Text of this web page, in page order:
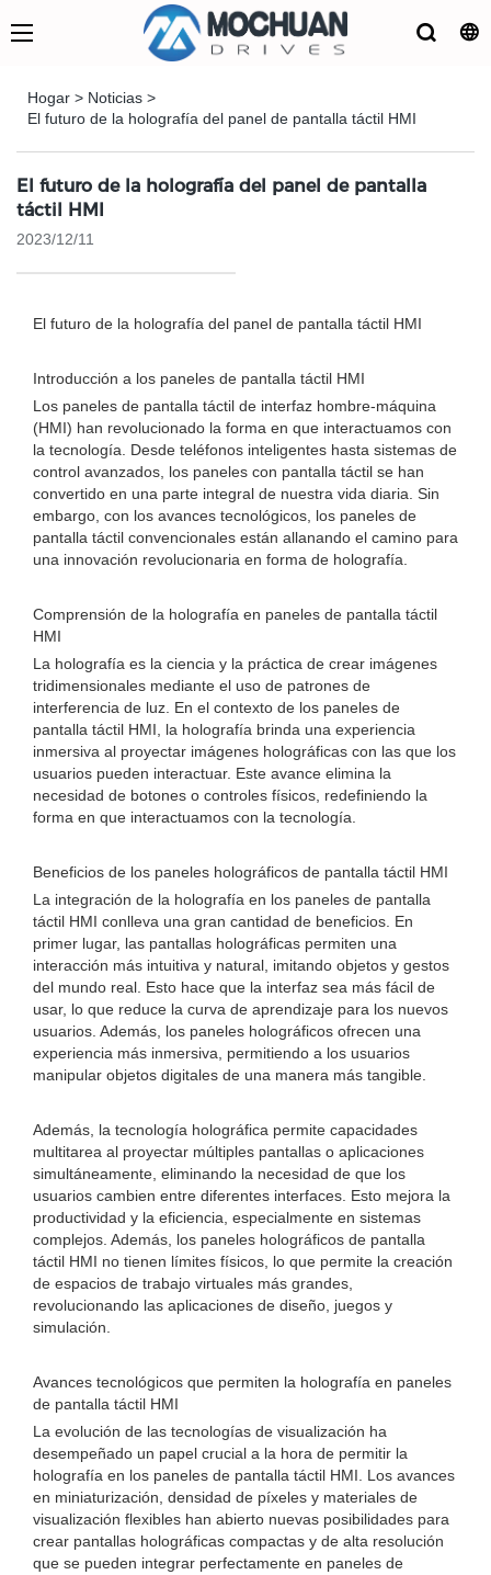
Hogar > Noticias >
El futuro de la holografía del panel de pantalla táctil HMI
El futuro de la holografía del panel de pantalla
táctil HMI
2023/12/11
El futuro de la holografía del panel de pantalla táctil HMI
Introducción a los paneles de pantalla táctil HMI
Los paneles de pantalla táctil de interfaz hombre-máquina
(HMI) han revolucionado la forma en que interactuamos con
la tecnología. Desde teléfonos inteligentes hasta sistemas de
control avanzados, los paneles con pantalla táctil se han
convertido en una parte integral de nuestra vida diaria. Sin
embargo, con los avances tecnológicos, los paneles de
pantalla táctil convencionales están allanando el camino para
una innovación revolucionaria en forma de holografía.
Comprensión de la holografía en paneles de pantalla táctil
HMI
La holografía es la ciencia y la práctica de crear imágenes
tridimensionales mediante el uso de patrones de
interferencia de luz. En el contexto de los paneles de
pantalla táctil HMI, la holografía brinda una experiencia
inmersiva al proyectar imágenes holográficas con las que los
usuarios pueden interactuar. Este avance elimina la
necesidad de botones o controles físicos, redefiniendo la
forma en que interactuamos con la tecnología.
Beneficios de los paneles holográficos de pantalla táctil HMI
La integración de la holografía en los paneles de pantalla
táctil HMI conlleva una gran cantidad de beneficios. En
primer lugar, las pantallas holográficas permiten una
interacción más intuitiva y natural, imitando objetos y gestos
del mundo real. Esto hace que la interfaz sea más fácil de
usar, lo que reduce la curva de aprendizaje para los nuevos
usuarios. Además, los paneles holográficos ofrecen una
experiencia más inmersiva, permitiendo a los usuarios
manipular objetos digitales de una manera más tangible.
Además, la tecnología holográfica permite capacidades
multitarea al proyectar múltiples pantallas o aplicaciones
simultáneamente, eliminando la necesidad de que los
usuarios cambien entre diferentes interfaces. Esto mejora la
productividad y la eficiencia, especialmente en sistemas
complejos. Además, los paneles holográficos de pantalla
táctil HMI no tienen límites físicos, lo que permite la creación
de espacios de trabajo virtuales más grandes,
revolucionando las aplicaciones de diseño, juegos y
simulación.
Avances tecnológicos que permiten la holografía en paneles
de pantalla táctil HMI
La evolución de las tecnologías de visualización ha
desempeñado un papel crucial a la hora de permitir la
holografía en los paneles de pantalla táctil HMI. Los avances
en miniaturización, densidad de píxeles y materiales de
visualización flexibles han abierto nuevas posibilidades para
crear pantallas holográficas compactas y de alta resolución
que se pueden integrar perfectamente en paneles de